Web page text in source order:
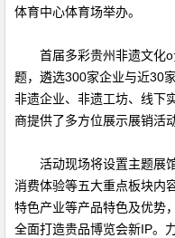
体育中心体育场举办。
首届多彩贵州非遗文化
题，遴选300家企业与近30
非遗企业、非遗工坊、线下
商提供了多方位展示展销活
活动现场将设置主题展
消费体验等五大重点板块内
特色产业等产品特色及优势
全面打造贵品博览会新IP。